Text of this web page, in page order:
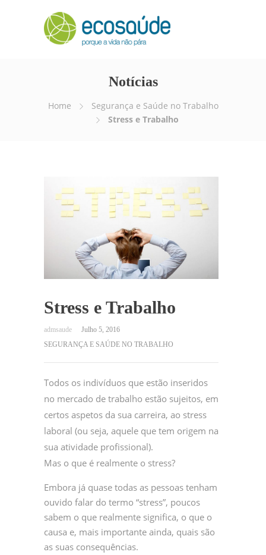
Notícias
Home
Segurança e Saúde no Trabalho
Stress e Trabalho
Stress e Trabalho
Julho 5, 2016
SEGURANÇA E SAÚDE NO TRABALHO
Todos os indivíduos que estão inseridos
no mercado de trabalho estão sujeitos, em
certos aspetos da sua carreira, ao stress
laboral (ou seja, aquele que tem origem na
sua atividade profissional).
Mas o que é realmente o stress?
Embora já quase todas as pessoas tenham
ouvido falar do termo “stress”, poucos
sabem o que realmente significa, o que o
causa e, mais importante ainda, quais são
as suas consequências.